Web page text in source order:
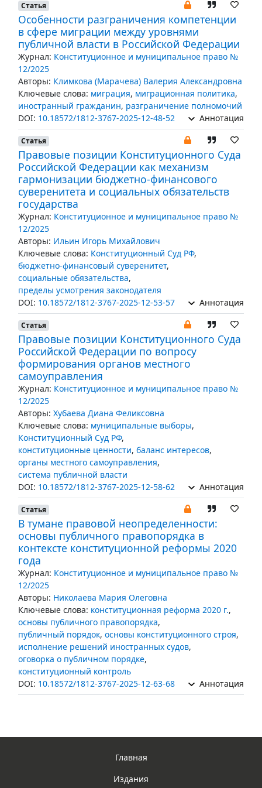
Статья
Особенности разграничения компетенции
в сфере миграции между уровнями
публичной власти в Российской Федерации
Журнал: Конституционное и муниципальное право №
12/2025
Авторы: Климкова (Марачева) Валерия Александровна
Ключевые слова: миграция, миграционная политика,
иностранный гражданин, разграничение полномочий
DOI: 10.18572/1812-3767-2025-12-48-52 Аннотация
Статья
Правовые позиции Конституционного Суда
Российской Федерации как механизм
гармонизации бюджетно-финансового
суверенитета и социальных обязательств
государства
Журнал: Конституционное и муниципальное право №
12/2025
Авторы: Ильин Игорь Михайлович
Ключевые слова: Конституционный Суд РФ,
бюджетно-финансовый суверенитет,
социальные обязательства,
пределы усмотрения законодателя
DOI: 10.18572/1812-3767-2025-12-53-57 Аннотация
Статья
Правовые позиции Конституционного Суда
Российской Федерации по вопросу
формирования органов местного
самоуправления
Журнал: Конституционное и муниципальное право №
12/2025
Авторы: Хубаева Диана Феликсовна
Ключевые слова: муниципальные выборы,
Конституционный Суд РФ,
конституционные ценности, баланс интересов,
органы местного самоуправления,
система публичной власти
DOI: 10.18572/1812-3767-2025-12-58-62 Аннотация
Статья
В тумане правовой неопределенности:
основы публичного правопорядка в
контексте конституционной реформы 2020
года
Журнал: Конституционное и муниципальное право №
12/2025
Авторы: Николаева Мария Олеговна
Ключевые слова: конституционная реформа 2020 г.,
основы публичного правопорядка,
публичный порядок, основы конституционного строя,
исполнение решений иностранных судов,
оговорка о публичном порядке,
конституционный контроль
DOI: 10.18572/1812-3767-2025-12-63-68 Аннотация
Главная
Издания